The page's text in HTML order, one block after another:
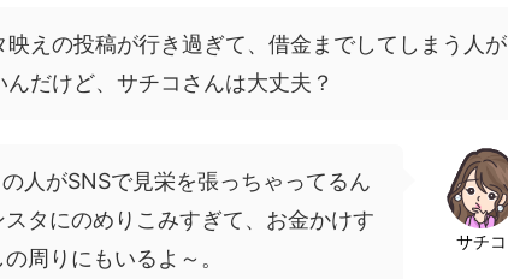
映えの投稿が行き過ぎて、借金までしてしまう人が
んだけど、サチコさんは大丈夫？
人がSNSで見栄を張っちゃってるん
タにのめりこみすぎて、お金かけす
周りにもいるよ～。
サチコ